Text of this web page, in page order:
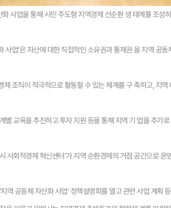
사업을 통해 시민 주도형 지역경제 선순환 생 태계를 조성
사업’은 자산에 대한 직접적인 소유권과 통제권 을 지역 공
제 조직이 적극적으로 활동할 수 있는 체계를 구 축하고, 지
별 교육을 추진하고 투자 지원 등을 통해 지역 기 업을 추가
사회적경제 혁신센터’가 지역 순환경제의 거점 공간으로
역 공동체 자산화 사업’ 정책설명회를 열고 관련 사업 계획